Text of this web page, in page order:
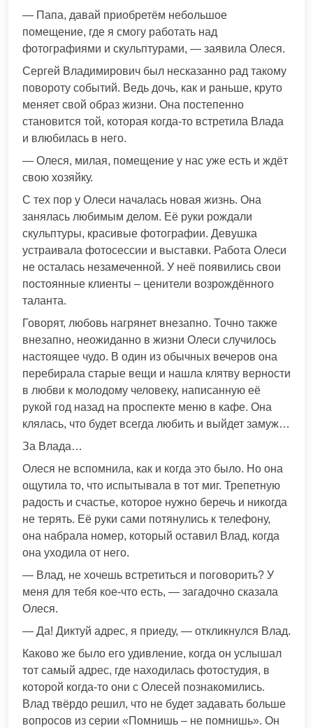
— Папа, давай приобретём небольшое
помещение, где я смогу работать над
фотографиями и скульптурами, — заявила Олеся.
Сергей Владимирович был несказанно рад такому
повороту событий. Ведь дочь, как и раньше, круто
меняет свой образ жизни. Она постепенно
становится той, которая когда-то встретила Влада
и влюбилась в него.
— Олеся, милая, помещение у нас уже есть и ждёт
свою хозяйку.
С тех пор у Олеси началась новая жизнь. Она
занялась любимым делом. Её руки рождали
скульптуры, красивые фотографии. Девушка
устраивала фотосессии и выставки. Работа Олеси
не осталась незамеченной. У неё появились свои
постоянные клиенты – ценители возрождённого
таланта.
Говорят, любовь нагрянет внезапно. Точно также
внезапно, неожиданно в жизни Олеси случилось
настоящее чудо. В один из обычных вечеров она
перебирала старые вещи и нашла клятву верности
в любви к молодому человеку, написанную её
рукой год назад на проспекте меню в кафе. Она
клялась, что будет всегда любить и выйдет замуж…
За Влада…
Олеся не вспомнила, как и когда это было. Но она
ощутила то, что испытывала в тот миг. Трепетную
радость и счастье, которое нужно беречь и никогда
не терять. Её руки сами потянулись к телефону,
она набрала номер, который оставил Влад, когда
она уходила от него.
— Влад, не хочешь встретиться и поговорить? У
меня для тебя кое-что есть, — загадочно сказала
Олеся.
— Да! Диктуй адрес, я приеду, — откликнулся Влад.
Каково же было его удивление, когда он услышал
тот самый адрес, где находилась фотостудия, в
которой когда-то они с Олесей познакомились.
Влад твёрдо решил, что не будет задавать больше
вопросов из серии «Помнишь – не помнишь». Он